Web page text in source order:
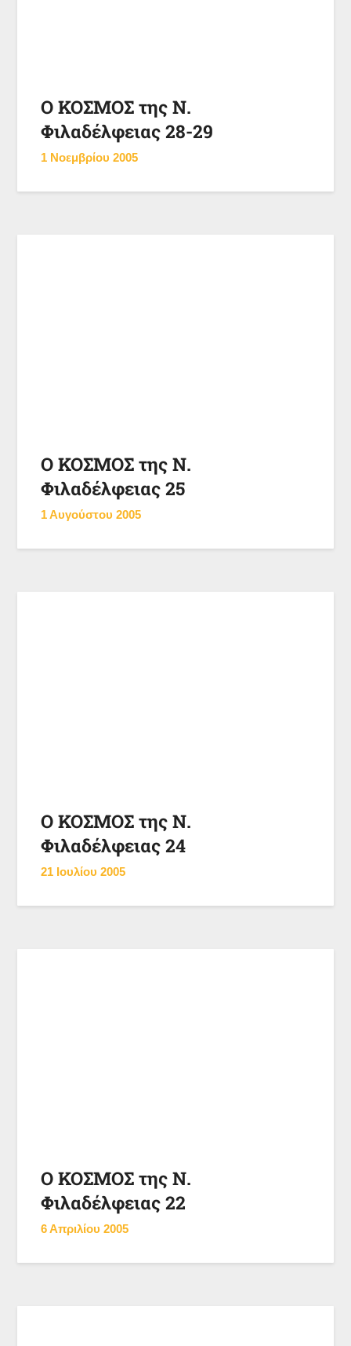
Ο ΚΟΣΜΟΣ της Ν.
Φιλαδέλφειας 28-29
1 Νοεμβρίου 2005
Ο ΚΟΣΜΟΣ της Ν.
Φιλαδέλφειας 25
1 Αυγούστου 2005
Ο ΚΟΣΜΟΣ της Ν.
Φιλαδέλφειας 24
21 Ιουλίου 2005
Ο ΚΟΣΜΟΣ της Ν.
Φιλαδέλφειας 22
6 Απριλίου 2005